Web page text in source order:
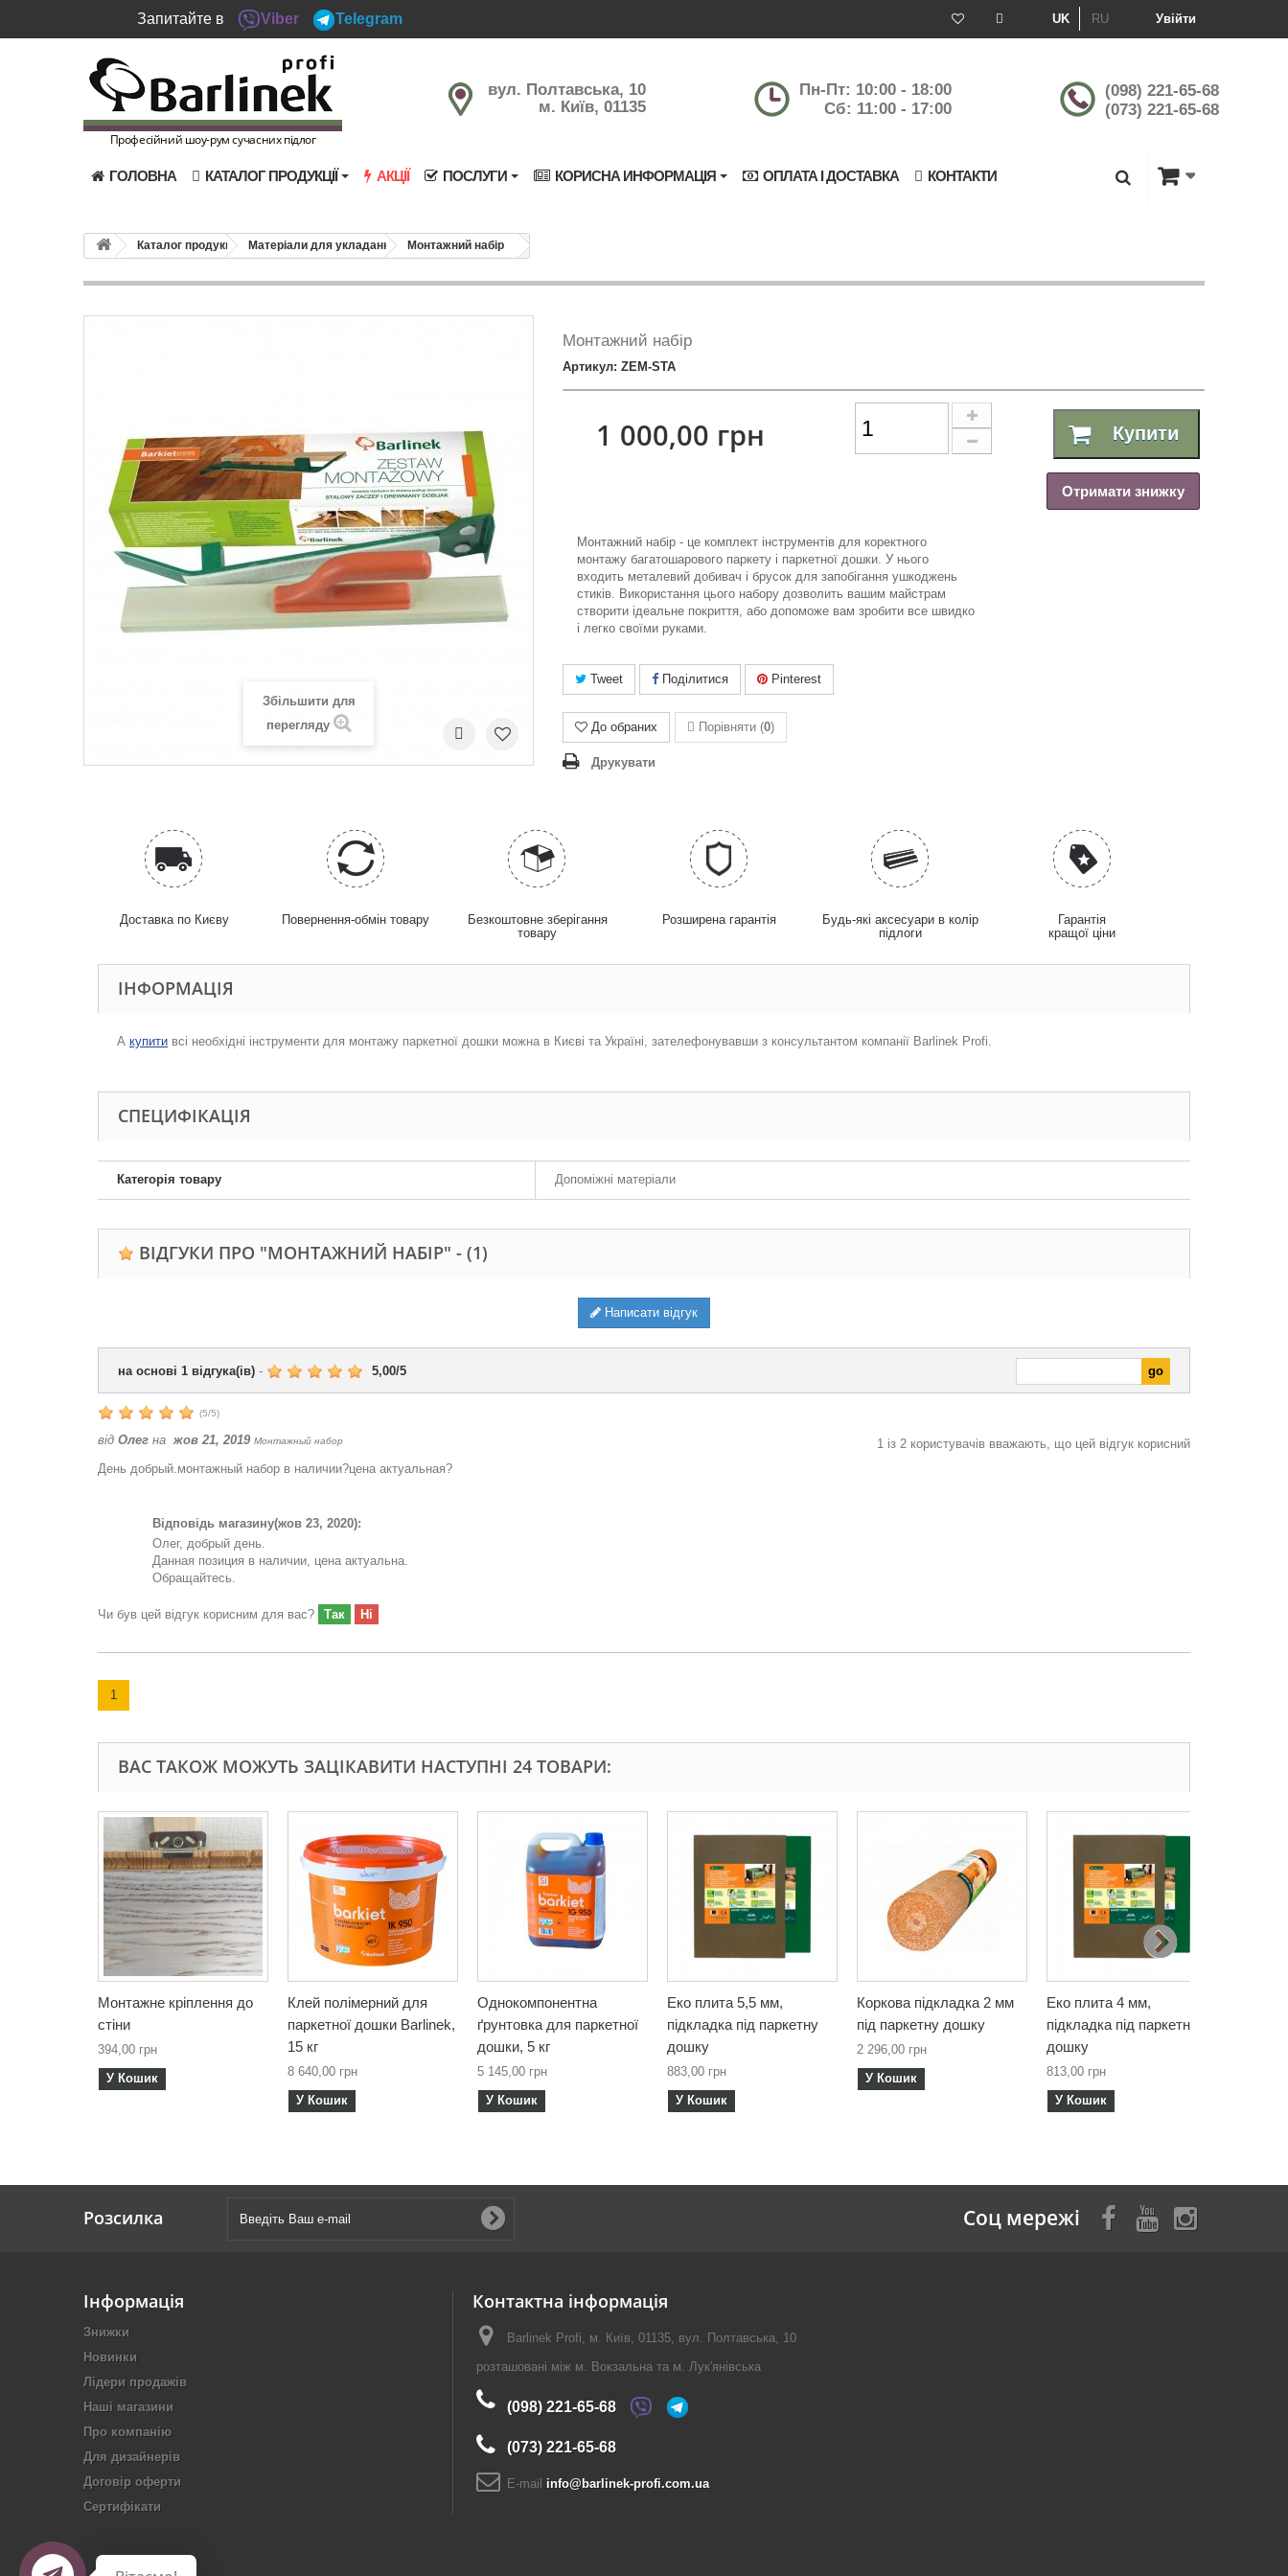
Запитайте в Viber Telegram Увійти
UK RU
Професійний шоу-рум сучасних підлог
вул. Полтавська, 10
м. Київ, 01135
Пн-Пт: 10:00 - 18:00
Сб: 11:00 - 17:00
(098) 221-65-68
(073) 221-65-68
ГОЛОВНА КАТАЛОГ ПРОДУКЦІЇ АКЦІЇ ПОСЛУГИ КОРИСНА ИНФОРМАЦІЯ ОПЛАТА І ДОСТАВКА КОНТАКТИ
Каталог продукції Матеріали для укладання Монтажний набір
Збільшити для
перегляду
Монтажний набір
Артикул: ZEM-STA
1 000,00 грн Купити
Отримати знижку
Монтажний набір - це комплект інструментів для коректного
монтажу багатошарового паркету і паркетної дошки. У нього
входить металевий добивач і брусок для запобігання ушкоджень
стиків. Використання цього набору дозволить вашим майстрам
створити ідеальне покриття, або допоможе вам зробити все швидко
і легко своїми руками.
Tweet Поділитися Pinterest
До обраних Порівняти (0)
Друкувати
Доставка по Києву Повернення-обмін товару
Безкоштовне зберігання
товару
Розширена гарантія
Будь-які аксесуари в колір
підлоги
Гарантія
кращої ціни
ІНФОРМАЦІЯ
А купити всі необхідні інструменти для монтажу паркетної дошки можна в Києві та Україні, зателефонувавши з консультантом компанії Barlinek Profi.
СПЕЦИФІКАЦІЯ
Категорія товару Допоміжні матеріали
ВІДГУКИ ПРО "МОНТАЖНИЙ НАБІР" - (1)
Написати відгук
на основі 1 відгука(ів) - 5,00/5
(5/5)
від Олег на жов 21, 2019 Монтажный набор 1 із 2 користувачів вважають, що цей відгук корисний
День добрый.монтажный набор в наличии?цена актуальная?
Відповідь магазину(жов 23, 2020):
Олег, добрый день.
Данная позиция в наличии, цена актуальна.
Обращайтесь.
Чи був цей відгук корисним для вас? Так Ні
1
ВАС ТАКОЖ МОЖУТЬ ЗАЦІКАВИТИ НАСТУПНІ 24 ТОВАРИ:
Монтажне кріплення до
стіни
394,00 грн
У Кошик
Клей полімерний для
паркетної дошки Barlinek,
15 кг
8 640,00 грн
У Кошик
Однокомпонентна
ґрунтовка для паркетної
дошки, 5 кг
5 145,00 грн
У Кошик
Еко плита 5,5 мм,
підкладка під паркетну
дошку
883,00 грн
У Кошик
Коркова підкладка 2 мм
під паркетну дошку
2 296,00 грн
У Кошик
Еко плита 4 мм,
підкладка під паркетну
дошку
813,00 грн
У Кошик
Розсилка Соц мережі
Інформація
Знижки
Новинки
Лідери продажів
Наші магазини
Про компанію
Для дизайнерів
Договір оферти
Сертифікати
Контактна інформація
Barlinek Profi, м. Київ, 01135, вул. Полтавська, 10
розташовані між м. Вокзальна та м. Лук'янівська
(098) 221-65-68
(073) 221-65-68
E-maіl info@barlinek-profi.com.ua